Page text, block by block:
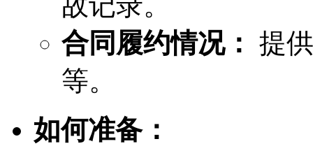
合同履约情况： 提
等。
如何准备：